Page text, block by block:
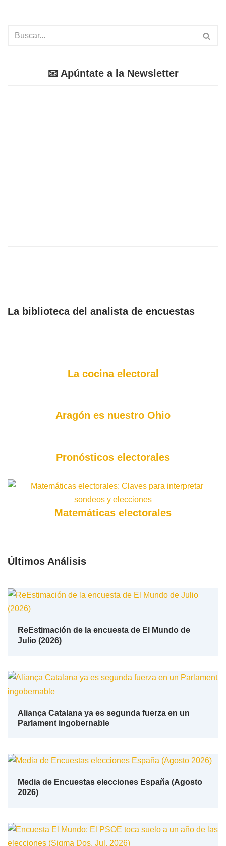
📧 Apúntate a la Newsletter
La biblioteca del analista de encuestas
La cocina electoral
Aragón es nuestro Ohio
Pronósticos electorales
Matemáticas electorales
Últimos Análisis
ReEstimación de la encuesta de El Mundo de
Julio (2026)
Aliança Catalana ya es segunda fuerza en un
Parlament ingobernable
Media de Encuestas elecciones España (Agosto
2026)